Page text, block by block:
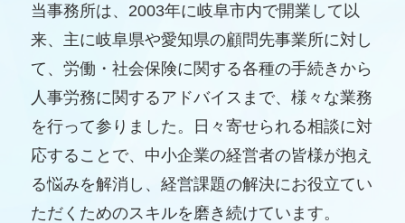
当事務所は、2003年に岐阜市内で開業して以
来、主に岐阜県や愛知県の顧問先事業所に対し
て、労働・社会保険に関する各種の手続きから
人事労務に関するアドバイスまで、様々な業務
を行って参りました。日々寄せられる相談に対
応することで、中小企業の経営者の皆様が抱え
る悩みを解消し、経営課題の解決にお役立てい
ただくためのスキルを磨き続けています。